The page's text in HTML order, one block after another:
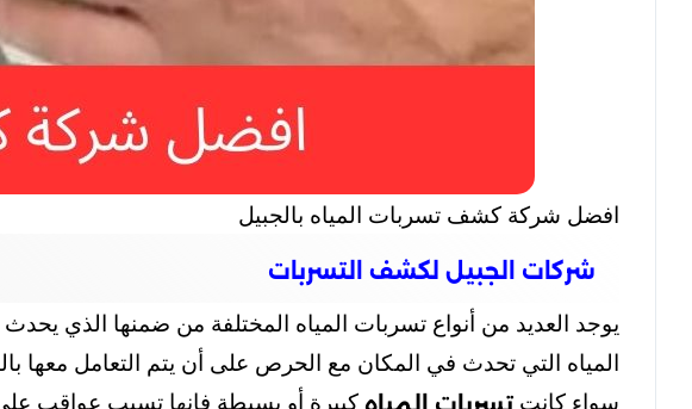
افضل شركة كشف تسربات المياه بالجبيل
شركات الجبيل لكشف التسربات
يوجد العديد من أنواع تسربات المياه المختلفة من ضمنها الذي
المياه التي تحدث في المكان مع الحرص على أن يتم التعامل معها
سواء كانت
كبيرة أو بسيطة فإنها تسبب عواقب